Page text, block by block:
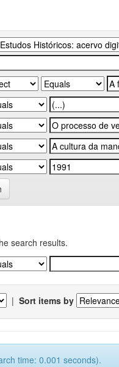
search results.
| Sort items by
time: 0.001 seconds).